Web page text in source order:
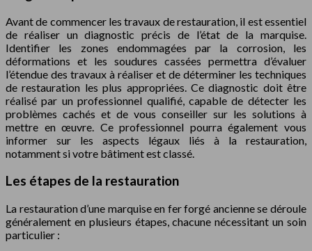
Avant de commencer les travaux de restauration, il est essentiel
de réaliser un diagnostic précis de l’état de la marquise.
Identifier les zones endommagées par la corrosion, les
déformations et les soudures cassées permettra d’évaluer
l’étendue des travaux à réaliser et de déterminer les techniques
de restauration les plus appropriées. Ce diagnostic doit être
réalisé par un professionnel qualifié, capable de détecter les
problèmes cachés et de vous conseiller sur les solutions à
mettre en œuvre. Ce professionnel pourra également vous
informer sur les aspects légaux liés à la restauration,
notamment si votre bâtiment est classé.
Les étapes de la restauration
La restauration d’une marquise en fer forgé ancienne se déroule
généralement en plusieurs étapes, chacune nécessitant un soin
particulier :